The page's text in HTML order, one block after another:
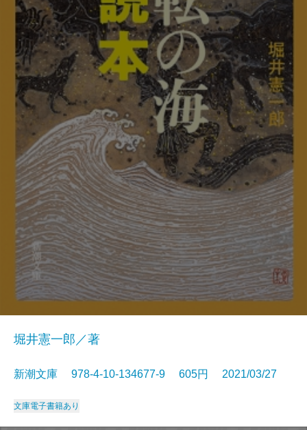
堀井憲一郎／著
新潮文庫 978-4-10-134677-9 605円 2021/03/27
文庫電子書籍あり